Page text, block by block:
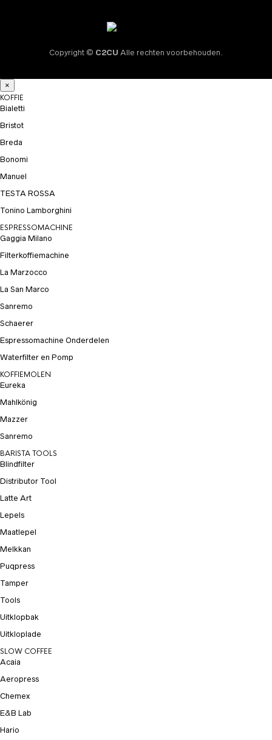
Copyright © C2CU Alle rechten voorbehouden.
×
KOFFIE
Bialetti
Bristot
Breda
Bonomi
Manuel
TESTA ROSSA
Tonino Lamborghini
ESPRESSOMACHINE
Gaggia Milano
Filterkoffiemachine
La Marzocco
La San Marco
Sanremo
Schaerer
Espressomachine Onderdelen
Waterfilter en Pomp
KOFFIEMOLEN
Eureka
Mahlkönig
Mazzer
Sanremo
BARISTA TOOLS
Blindfilter
Distributor Tool
Latte Art
Lepels
Maatlepel
Melkkan
Puqpress
Tamper
Tools
Uitklopbak
Uitkloplade
SLOW COFFEE
Acaia
Aeropress
Chemex
E&B Lab
Hario